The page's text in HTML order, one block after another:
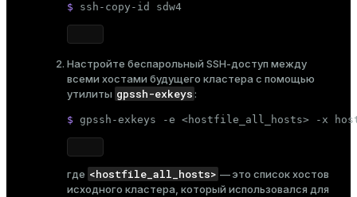
$ ssh-copy-id sdw4
Настройте беспарольный SSH-доступ между
всеми хостами будущего кластера с помощью
утилиты gpssh-exkeys:
$ gpssh-exkeys -e <hostfile_all_hosts> -x
где <hostfile_all_hosts> — это список хостов
исходного кластера, который использовался для